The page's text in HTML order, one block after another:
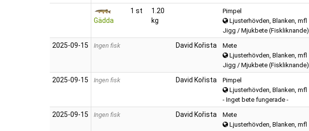
Gädda
1 st
1.20
kg
Pimpel
Ljusterhövden, Blanken, mfl
Jigg / Mjukbete (Fiskliknande)
2025‑09‑15 Ingen fisk David Kořista
Mete
Ljusterhövden, Blanken, mfl
Jigg / Mjukbete (Fiskliknande)
2025‑09‑15 Ingen fisk David Kořista
Pimpel
Ljusterhövden, Blanken, mfl
- Inget bete fungerade -
2025‑09‑15 Ingen fisk David Kořista
Mete
Ljusterhövden, Blanken, mfl